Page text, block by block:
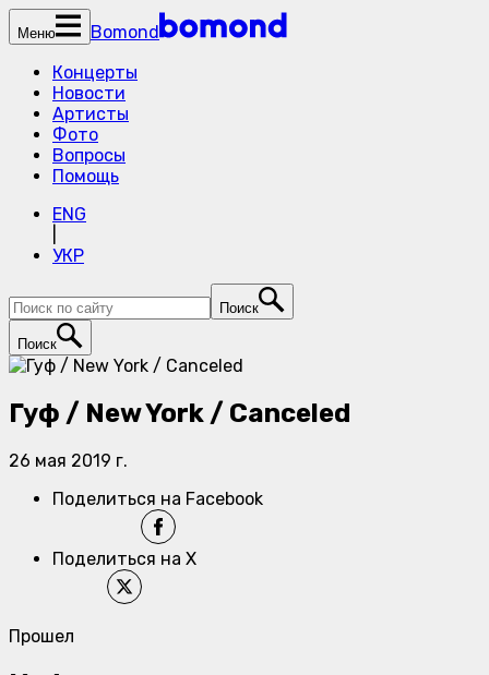
Меню
Bomond
Концерты
Новости
Артисты
Фото
Вопросы
Помощь
ENG
УКР
Поиск
Поиск
Гуф / New York / Canceled
26 мая 2019 г.
Поделиться на Facebook
Поделиться на X
Прошел